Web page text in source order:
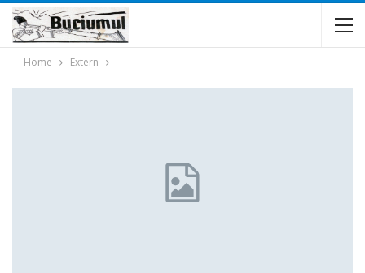
Home Extern